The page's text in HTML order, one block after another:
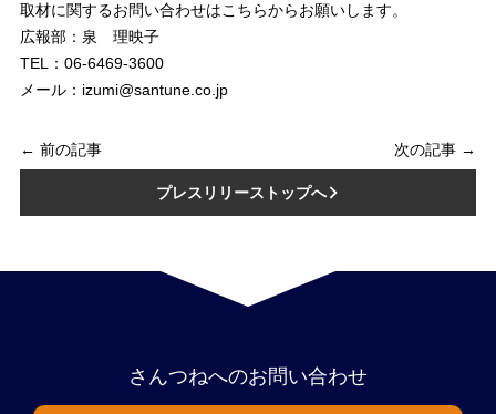
取材に関するお問い合わせはこちらからお願いします。
広報部：泉 理映子
TEL：06-6469-3600
メール：izumi@santune.co.jp
← 前の記事
プレスリリーストップへ
次の記事 →
さんつねへのお問い合わせ